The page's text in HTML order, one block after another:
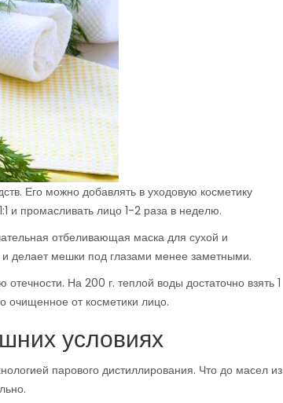
Его можно добавлять в уходовую косметику
и промасливать лицо 1-2 раза в неделю.
отбеливающая маска для сухой и
делает мешки под глазами менее заметными.
На 200 г. теплой воды достаточно взять 1
очищенное от косметики лицо.
условиях
парового дистиллирования. Что до масел из